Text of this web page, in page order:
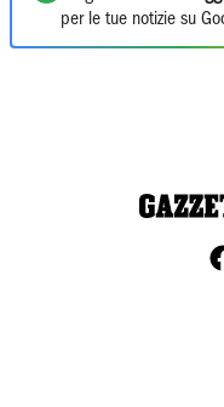
per le tue notizie su